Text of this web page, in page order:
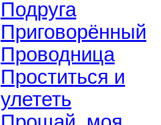
Подруга
Приговорённый
Проводница
Проститься и
улететь